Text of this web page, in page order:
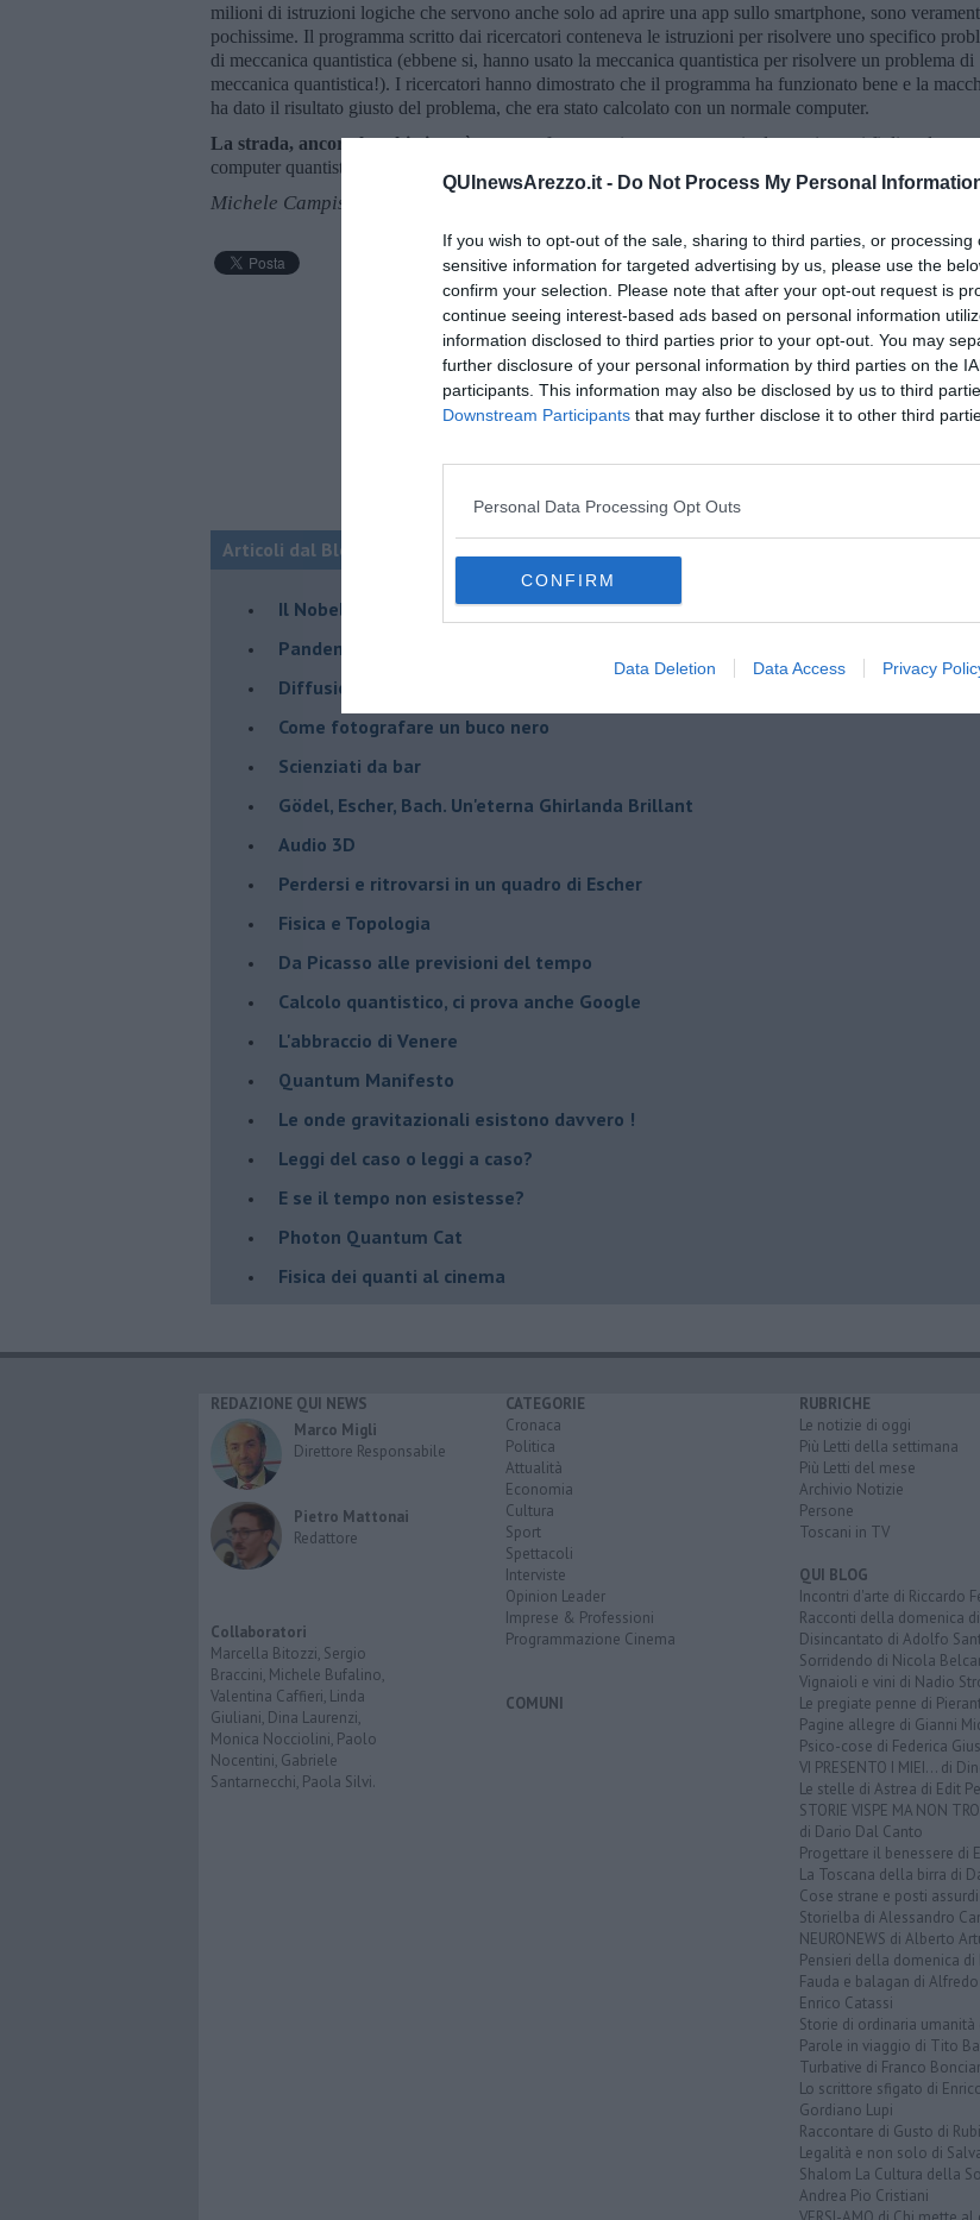
QUInewsArezzo.it - Do Not Process My Personal
If you wish to opt-out of the sale, sharing to third parties, or processing
sensitive information for targeted advertising by us, please use the
confirm your selection. Please note that after your opt-out request is
continue seeing interest-based ads based on personal information
information disclosed to third parties prior to your opt-out. You may
further disclosure of your personal information by third parties on the
participants. This information may also be disclosed by us to third
Downstream Participants that may further disclose it to other third
Personal Data Processing Opt Outs
CONFIRM
Data Deletion Data Access Privacy
milioni di istruzioni logiche che servono anche solo ad aprire una app sullo smartphone, sono
pochissime. Il programma scritto dai ricercatori conteneva le istruzioni per risolvere uno specifico
di meccanica quantistica (ebbene si, hanno usato la meccanica quantistica per risolvere un problema di
meccanica quantistica!). I ricercatori hanno dimostrato che il programma ha funzionato bene e la
ha dato il risultato giusto del problema, che era stato calcolato con un normale computer.
La strada, ancora lunghissima, è aperta, e forse un giorno, se non noi, almeno i nostri figli vedranno
computer quantistico risolvere problemi irresolubili con gli odierni computer classici.
Michele Campisi
Articoli dal Blog “Ci vuole un fisico” di Michele Campisi
Il Nobel a Parisi e la fisica dei sistemi complessi
Pandemia, teoria e pratica dell’informazione
​Diffusione del Covid-19: cosa conta davvero
Come fotografare un buco nero
Scienziati da bar
Gödel, Escher, Bach. Un'eterna Ghirlanda Brillant
Audio 3D
Perdersi e ritrovarsi in un quadro di Escher
​Fisica e Topologia
Da Picasso alle previsioni del tempo
​Calcolo quantistico, ci prova anche Google
​L'abbraccio di Venere
​Quantum Manifesto
Le onde gravitazionali esistono davvero !
Leggi del caso o leggi a caso?
E se il tempo non esistesse?
Photon Quantum Cat
Fisica dei quanti al cinema
REDAZIONE QUI NEWS
Marco Migli
Direttore Responsabile
Pietro Mattonai
Redattore
Collaboratori
Marcella Bitozzi, Sergio
Braccini, Michele Bufalino,
Valentina Caffieri, Linda
Giuliani, Dina Laurenzi,
Monica Nocciolini, Paolo
Nocentini, Gabriele
Santarnecchi, Paola Silvi.
CATEGORIE
Cronaca
Politica
Attualità
Economia
Cultura
Sport
Spettacoli
Interviste
Opinion Leader
Imprese & Professioni
Programmazione Cinema
COMUNI
RUBRICHE
Le notizie di oggi
Più Letti della settimana
Più Letti del mese
Archivio Notizie
Persone
Toscani in TV
QUI BLOG
Incontri d'arte di Riccardo
Racconti della domenica
Disincantato di Adolfo
Sorridendo di Nicola
Vignaioli e vini di Nadio
Le pregiate penne di
Pagine allegre di Gianni
Psico-cose di Federica
VI PRESENTO I MIEI... di
Le stelle di Astrea di Edit
STORIE VISPE MA NON
di Dario Dal Canto
Progettare il benessere di
La Toscana della birra di
Cose strane e posti
Storielba di Alessandro
NEURONEWS di Alberto
Pensieri della domenica di
Fauda e balagan di
Enrico Catassi
Storie di ordinaria
Parole in viaggio di Tito
Turbative di Franco
Lo scrittore sfigato di
Gordiano Lupi
Raccontare di Gusto di
Legalità e non solo di
Shalom La Cultura della
Andrea Pio Cristiani